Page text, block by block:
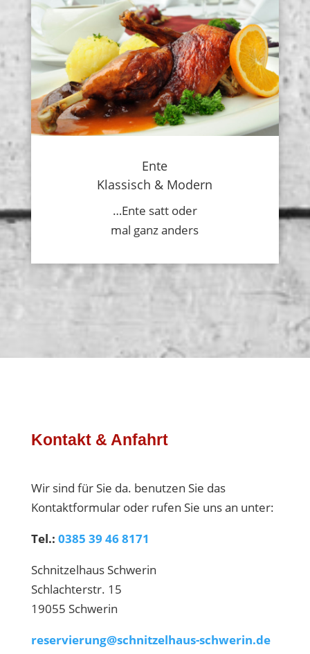
Ente
Klassisch & Modern
…Ente satt oder
mal ganz anders
Kontakt & Anfahrt
Wir sind für Sie da. benutzen Sie das
Kontaktformular oder rufen Sie uns an unter:
Tel.: 0385 39 46 8171
Schnitzelhaus Schwerin
Schlachterstr. 15
19055 Schwerin
reservierung@schnitzelhaus-schwerin.de